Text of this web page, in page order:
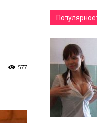
577
Популярное: